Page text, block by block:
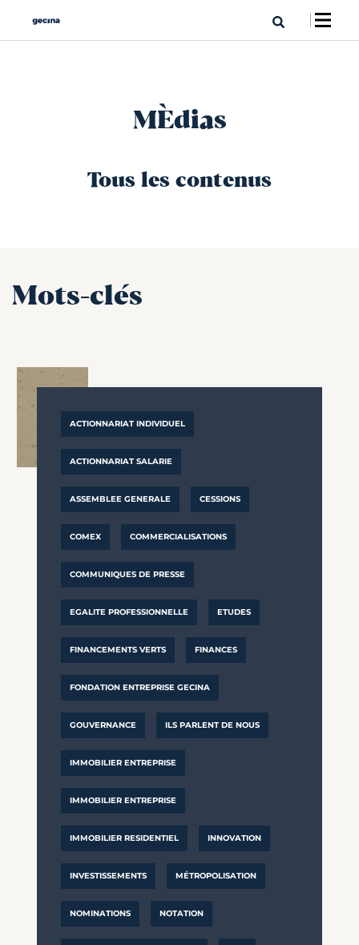
MÈdias
Tous les contenus
Mots-clés
ACTIONNARIAT INDIVIDUEL
ACTIONNARIAT SALARIE
ASSEMBLEE GENERALE CESSIONS
COMEX COMMERCIALISATIONS
COMMUNIQUES DE PRESSE
EGALITE PROFESSIONNELLE ETUDES
FINANCEMENTS VERTS FINANCES
FONDATION ENTREPRISE GECINA
GOUVERNANCE ILS PARLENT DE NOUS
IMMOBILIER ENTREPRISE
IMMOBILIER ENTREPRISE
IMMOBILIER RESIDENTIEL INNOVATION
INVESTISSEMENTS MÉTROPOLISATION
NOMINATIONS NOTATION